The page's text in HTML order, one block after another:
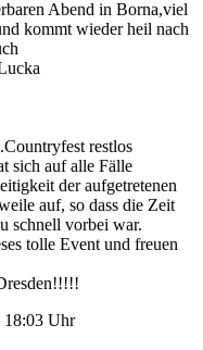
Abend in Borna,viel
kommt wieder heil nach
restlos
sich auf alle Fälle
der aufgetretenen
auf, so dass die Zeit
schnell vorbei war.
tolle Event und freuen
18:03 Uhr